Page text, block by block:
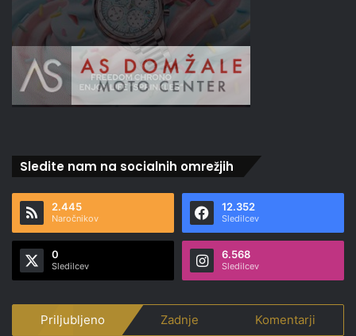
Sledite nam na socialnih omrežjih
2.445
Naročnikov
12.352
Sledilcev
0
Sledilcev
6.568
Sledilcev
Priljubljeno Zadnje Komentarji